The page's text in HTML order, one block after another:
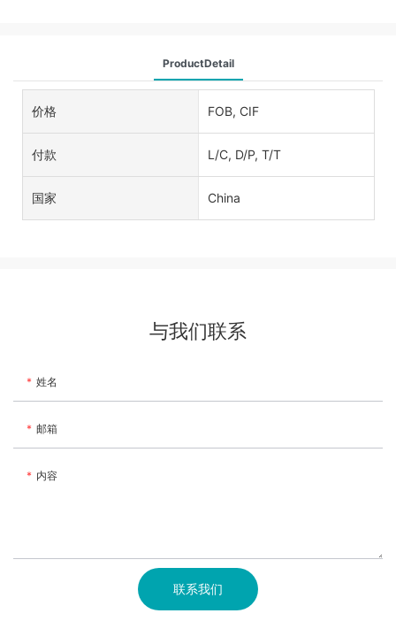
ProductDetail
价格 FOB, CIF
付款 L/C, D/P, T/T
国家 China
与我们联系
姓名
邮箱
内容
联系我们